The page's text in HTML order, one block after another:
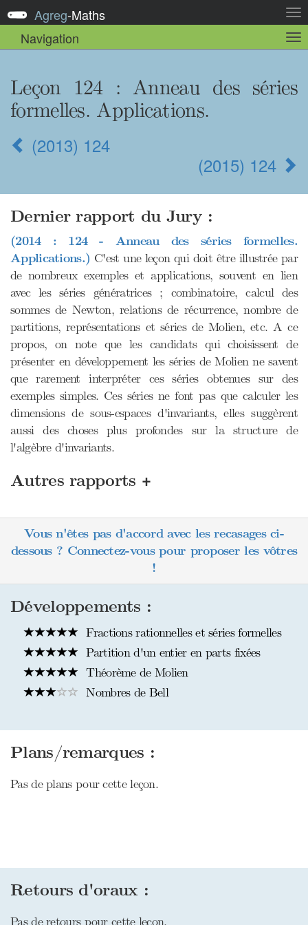
la
Agreg-Maths
Navigation
la
Leçon 124 : Anneau des séries
formelles. Applications.
(2013) 124
(2015) 124
Dernier rapport du Jury :
(2014 : 124 - Anneau des séries formelles.
Applications.) C'est une leçon qui doit être illustrée par
de nombreux exemples et applications, souvent en lien
avec les séries génératrices ; combinatoire, calcul des
sommes de Newton, relations de récurrence, nombre de
partitions, représentations et séries de Molien, etc. A ce
propos, on note que les candidats qui choisissent de
présenter en développement les séries de Molien ne savent
que rarement interpréter ces séries obtenues sur des
exemples simples. Ces séries ne font pas que calculer les
dimensions de sous-espaces d'invariants, elles suggèrent
aussi des choses plus profondes sur la structure de
l'algèbre d'invariants.
Autres rapports +
Vous n'êtes pas d'accord avec les recasages ci-
dessous ? Connectez-vous pour proposer les vôtres
!
Développements :
Fractions rationnelles et séries formelles
Partition d'un entier en parts fixées
Théorème de Molien
Nombres de Bell
Plans/remarques :
Pas de plans pour cette leçon.
Retours d'oraux :
Pas de retours pour cette leçon.